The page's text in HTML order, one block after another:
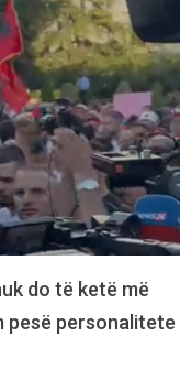
do të ketë më
pesë personalitete